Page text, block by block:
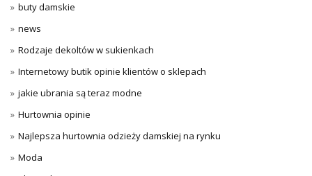
buty damskie
news
Rodzaje dekoltów w sukienkach
Internetowy butik opinie klientów o sklepach
jakie ubrania są teraz modne
Hurtownia opinie
Najlepsza hurtownia odzieży damskiej na rynku
Moda